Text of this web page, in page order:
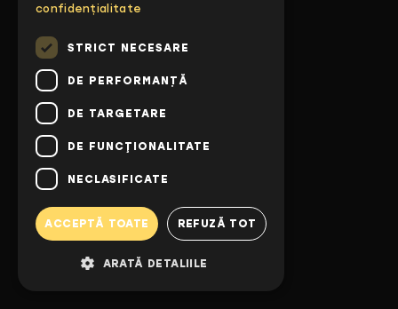
404
confidențialitate
STRICT NECESARE
DE PERFORMANȚĂ
DE TARGETARE
DE FUNCŢIONALITATE
NECLASIFICATE
ACCEPTĂ TOATE REFUZĂ TOT
ARATĂ DETALIILE